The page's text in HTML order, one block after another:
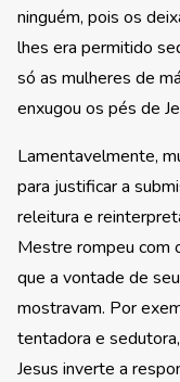
ninguém, pois os
lhes era permitido
só as mulheres de
enxugou os pés de
Lamentavelmente,
para justificar a
releitura e
Mestre rompeu com
que a vontade de
mostravam. Por
tentadora e
Jesus inverte a